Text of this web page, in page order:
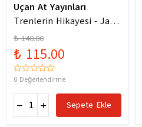
Uçan At Yayınları
Trenlerin Hikayesi - Jane
Bingham
₺ 140.00
₺ 115.00
0 Değerlendirme
Sepete Ekle